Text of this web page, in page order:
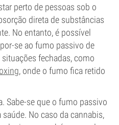
perto de pessoas sob o
direta de substâncias
No entanto, é possível
se ao fumo passivo de
fechadas, como
, onde o fumo fica retido
Sabe-se que o fumo passivo
No caso da cannabis,